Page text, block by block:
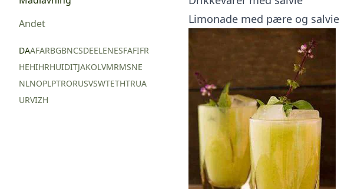
Andet
DAAFARBGBNCSDEELENESFAFIFR
HEHIHRHUIDITJAKOLVMRMSNE
NLNOPLPTRORUSVSWTETHTRUA
URVIZH
Limonade med pære og salvie